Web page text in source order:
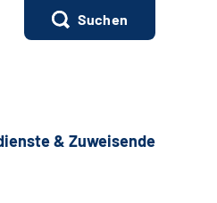
Suchen
& Zuweisende